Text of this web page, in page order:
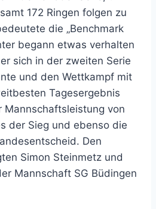
172 Ringen folgen zu
die „Benchmark
begann etwas verhalten
sich in der zweiten Serie
und den Wettkampf mit
Tagesergebnis
Mannschaftsleistung von
der Sieg und ebenso die
Den
Simon Steinmetz und
Mannschaft SG Büdingen